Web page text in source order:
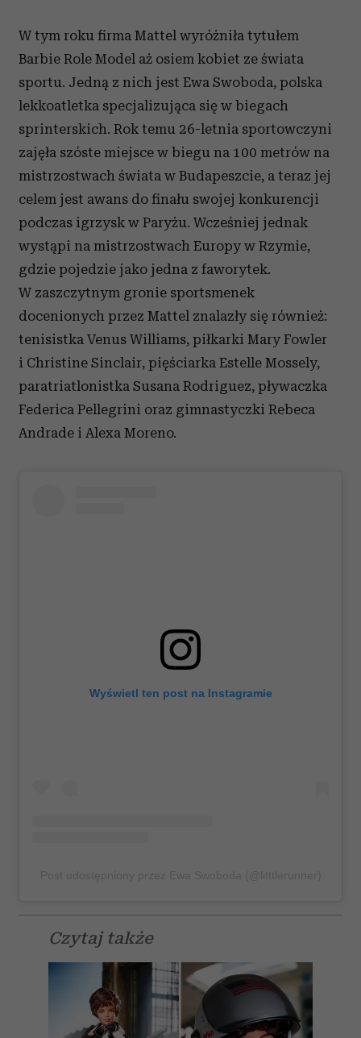
W tym roku firma Mattel wyróżniła tytułem
Barbie Role Model aż osiem kobiet ze świata
sportu. Jedną z nich jest Ewa Swoboda, polska
lekkoatletka specjalizująca się w biegach
sprinterskich. Rok temu 26-letnia sportowczyni
zajęła szóste miejsce w biegu na 100 metrów na
mistrzostwach świata w Budapeszcie, a teraz jej
celem jest awans do finału swojej konkurencji
podczas igrzysk w Paryżu. Wcześniej jednak
wystąpi na mistrzostwach Europy w Rzymie,
gdzie pojedzie jako jedna z faworytek.
W zaszczytnym gronie sportsmenek
docenionych przez Mattel znalazły się również:
tenisistka Venus Williams, piłkarki Mary Fowler
i Christine Sinclair, pięściarka Estelle Mossely,
paratriatlonistka Susana Rodriguez, pływaczka
Federica Pellegrini oraz gimnastyczki Rebeca
Andrade i Alexa Moreno.
Wyświetl ten post na Instagramie
Czytaj także